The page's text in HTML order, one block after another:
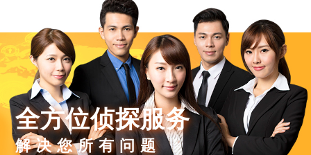
全方位侦探服务
解决您所有问题